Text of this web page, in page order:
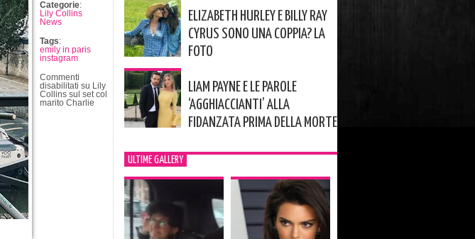
Categorie:
Lily Collins
News
Tags:
emily in paris
instagram
Commenti
disabilitati su Lily
Collins sul set col
marito Charlie
ELIZABETH HURLEY E BILLY RAY
CYRUS SONO UNA COPPIA? LA
FOTO
LIAM PAYNE E LE PAROLE
‘AGGHIACCIANTI’ ALLA
FIDANZATA PRIMA DELLA MORTE
ULTIME GALLERY